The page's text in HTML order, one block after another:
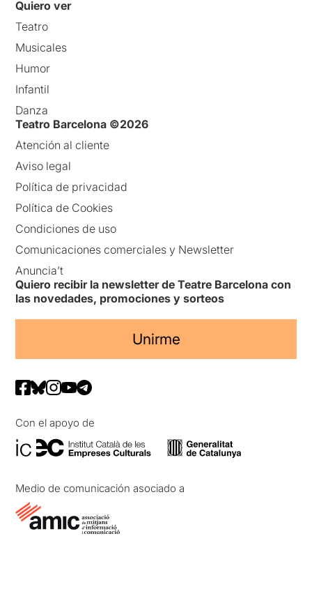
Quiero ver
Teatro
Musicales
Humor
Infantil
Danza
Teatro Barcelona ©2026
Atención al cliente
Aviso legal
Política de privacidad
Política de Cookies
Condiciones de uso
Comunicaciones comerciales y Newsletter
Anuncia’t
Quiero recibir la newsletter de Teatre Barcelona con
las novedades, promociones y sorteos
Unirme
Con el apoyo de
Medio de comunicación asociado a